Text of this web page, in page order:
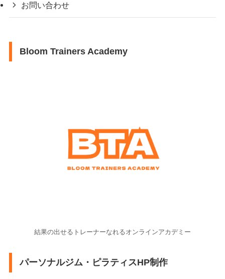
お問い合わせ
Bloom Trainers Academy
結果の出せるトレーナーなれるオンラインアカデミー
パーソナルジム・ピラティスHP制作